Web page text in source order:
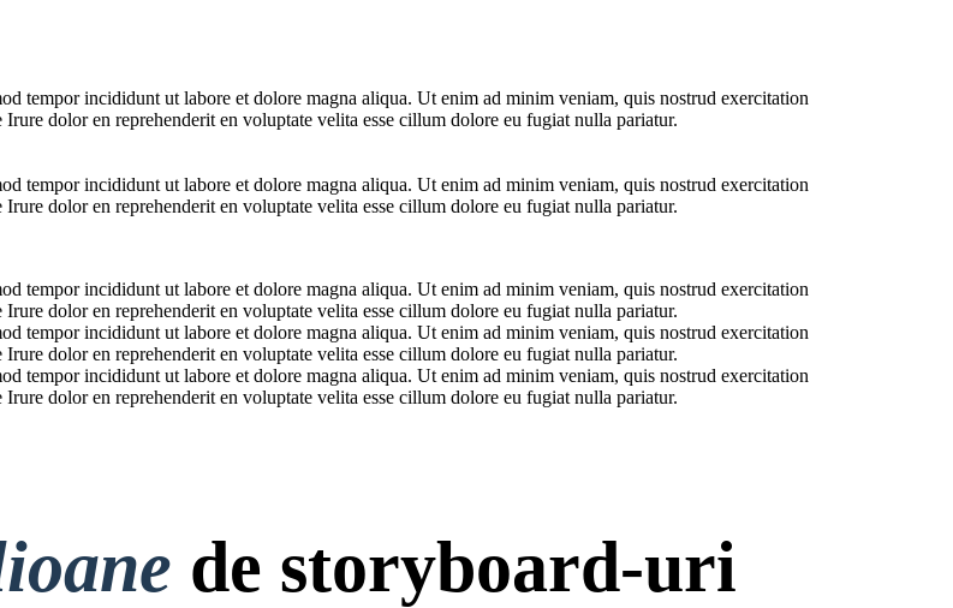
tempor incididunt ut labore et dolore magna aliqua. Ut enim ad minim veniam, quis nostrud exercitation
dolor en reprehenderit en voluptate velita esse cillum dolore eu fugiat nulla pariatur.
tempor incididunt ut labore et dolore magna aliqua. Ut enim ad minim veniam, quis nostrud exercitation
dolor en reprehenderit en voluptate velita esse cillum dolore eu fugiat nulla pariatur.
tempor incididunt ut labore et dolore magna aliqua. Ut enim ad minim veniam, quis nostrud exercitation
dolor en reprehenderit en voluptate velita esse cillum dolore eu fugiat nulla pariatur.
tempor incididunt ut labore et dolore magna aliqua. Ut enim ad minim veniam, quis nostrud exercitation
dolor en reprehenderit en voluptate velita esse cillum dolore eu fugiat nulla pariatur.
tempor incididunt ut labore et dolore magna aliqua. Ut enim ad minim veniam, quis nostrud exercitation
dolor en reprehenderit en voluptate velita esse cillum dolore eu fugiat nulla pariatur.
de storyboard-uri